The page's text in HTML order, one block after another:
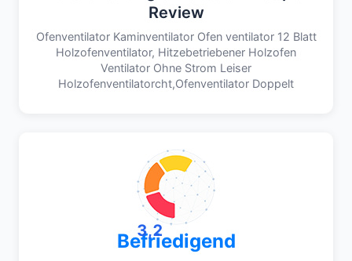
Review
Ofenventilator Kaminventilator Ofen ventilator 12 Blatt
Holzofenventilator, Hitzebetriebener Holzofen
Ventilator Ohne Strom Leiser
Holzofenventilatorcht,Ofenventilator Doppelt
3,2
Befriedigend